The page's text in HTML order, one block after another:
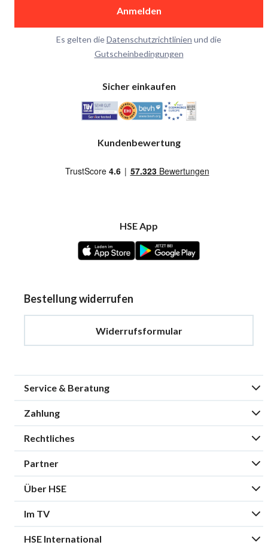
Anmelden
Es gelten dieDatenschutzrichtlinien und die
Gutscheinbedingungen
Sicher einkaufen
Kundenbewertung
HSE App
Bestellung widerrufen
Widerrufsformular
Service & Beratung
Zahlung
Rechtliches
Partner
Über HSE
Im TV
HSE International